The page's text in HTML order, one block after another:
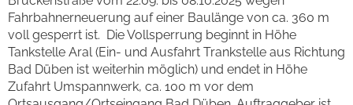
Fahrbahnerneuerung auf einer Baulänge von ca. 360 m
voll gesperrt ist. Die Vollsperrung beginnt in Höhe
Tankstelle Aral (Ein- und Ausfahrt Trankstelle aus Richtung
Bad Düben ist weiterhin möglich) und endet in Höhe
Zufahrt Umspannwerk, ca. 100 m vor dem